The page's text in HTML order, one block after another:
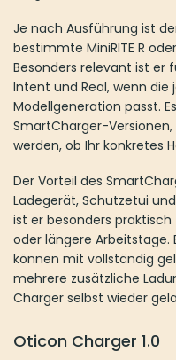
kompatibel ist.
Der Vorteil des
Ladegerät, Schutzetui und
besonders praktisch für
längere Arbeitstage. Einige
vollständig geladenem
werden muss.
Oticon Charger 1.0
DerOticon Charger 1.0ist
Ladestation für bestimmte
wird unter anderem mit
Oticon Opn S, Oticon Ruby,
in Verbindung gebracht,
Modellvariante.